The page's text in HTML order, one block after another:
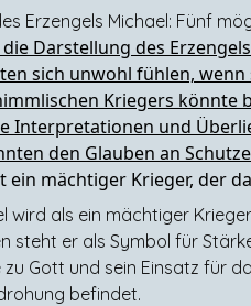
Erzengels Michael: Fünf
Darstellung des
sich unwohl fühlen,
Kriegers
Interpretationen und
den Glauben an
ein mächtiger Krieger, der
wird als ein mächtiger
steht er als Symbol für
Gott und sein Einsatz für
befindet.